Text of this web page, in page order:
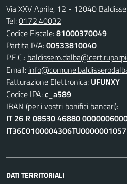
Via XXV Aprile, 12 - 12040
Tel:0172.40032
Codice Fiscale:81000370049
Partita IVA:00533810040
P.E.C.:
Email:
Fatturazione Elettronica: UFUNXY
Codice IPA:c_a589
IBAN (per i vostri bonifici bancari):
IT 26 R 08530 46880
IT36C0100004306TU0000001057
DATI TERRITORIALI